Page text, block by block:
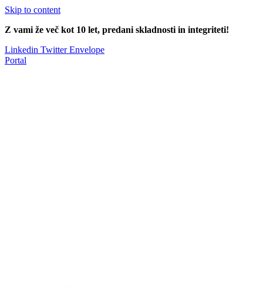
Skip to content
Z vami že več kot 10 let, predani skladnosti in integriteti!
Linkedin Twitter Envelope
Portal